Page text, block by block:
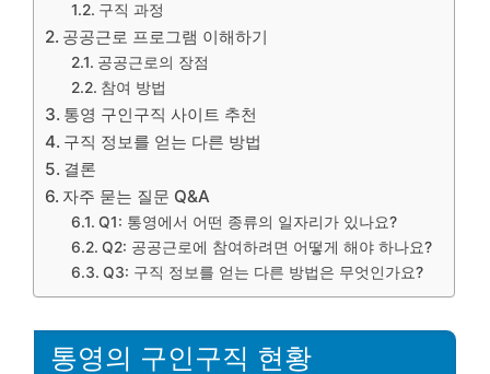
구직 과정
공공근로 프로그램 이해하기
공공근로의 장점
참여 방법
통영 구인구직 사이트 추천
구직 정보를 얻는 다른 방법
결론
자주 묻는 질문 Q&A
Q1: 통영에서 어떤 종류의 일자리가 있나요?
Q2: 공공근로에 참여하려면 어떻게 해야 하나요?
Q3: 구직 정보를 얻는 다른 방법은 무엇인가요?
통영의 구인구직 현황